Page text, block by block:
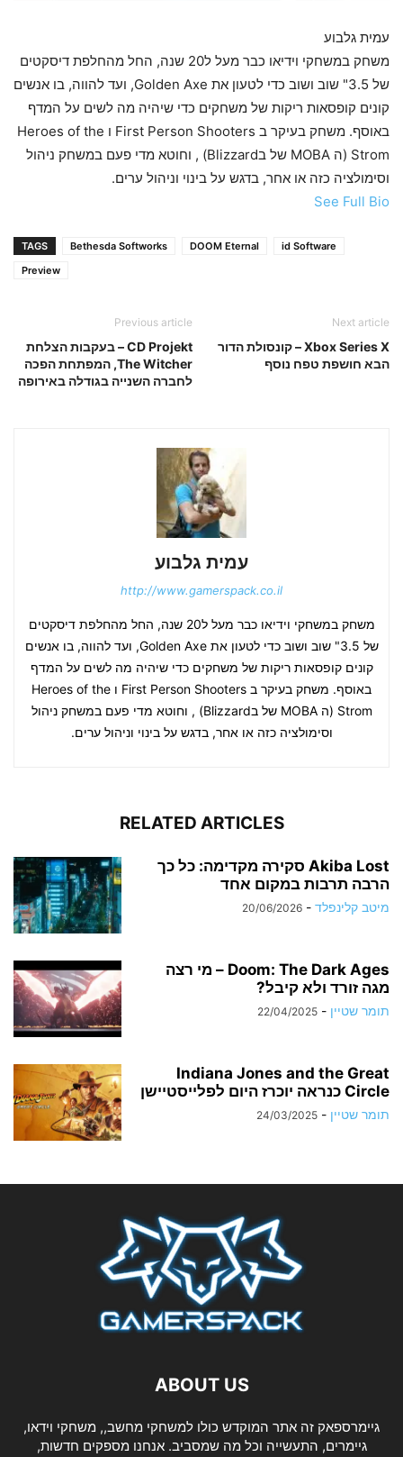
עמית גלבוע
משחק במשחקי וידיאו כבר מעל ל20 שנה, החל מהחלפת דיסקטים
של 3.5" שוב ושוב כדי לטעון את Golden Axe, ועד להווה, בו אנשים
קונים קופסאות ריקות של משחקים כדי שיהיה מה לשים על המדף
באוסף. משחק בעיקר ב First Person Shooters ו Heroes of the
Strom (ה MOBA של בBlizzard) , וחוטא מדי פעם במשחק ניהול
וסימולציה כזה או אחר, בדגש על בינוי וניהול ערים.
See Full Bio
TAGS Bethesda Softworks DOOM Eternal
id Software
Preview
Previous article
CD Projekt – בעקבות הצלחת
The Witcher, המפתחת הפכה
לחברה השנייה בגודלה באירופה
Next article
Xbox Series X – קונסולת הדור
הבא חושפת טפח נוסף
עמית גלבוע
http://www.gamerspack.co.il
משחק במשחקי וידיאו כבר מעל ל20 שנה, החל מהחלפת דיסקטים
של 3.5" שוב ושוב כדי לטעון את Golden Axe, ועד להווה, בו אנשים
קונים קופסאות ריקות של משחקים כדי שיהיה מה לשים על המדף
באוסף. משחק בעיקר ב First Person Shooters ו Heroes of the
Strom (ה MOBA של בBlizzard) , וחוטא מדי פעם במשחק ניהול
וסימולציה כזה או אחר, בדגש על בינוי וניהול ערים.
RELATED ARTICLES
Akiba Lost סקירה מקדימה: כל כך
הרבה תרבות במקום אחד
מיטב קלינפלד -
20/06/2026
Doom: The Dark Ages – מי רצה
מגה זורד ולא קיבל?
תומר שטיין -
22/04/2025
Indiana Jones and the Great
Circle כנראה יוכרז היום לפלייסטיישן
תומר שטיין -
24/03/2025
ABOUT US
גיימרספאק זה אתר המוקדש כולו למשחקי מחשב,, משחקי וידאו,
גיימרים, התעשייה וכל מה שמסביב. אנחנו מספקים חדשות,